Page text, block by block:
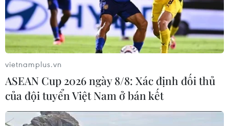
XÃ HỘI
vietnamplus.vn
ASEAN Cup 2026 ngày 8/8: Xác định đối thủ
của đội tuyển Việt Nam ở bán kết